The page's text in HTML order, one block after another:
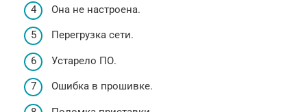
Она не настроена.
Перегрузка сети.
Устарело ПО.
Ошибка в прошивке.